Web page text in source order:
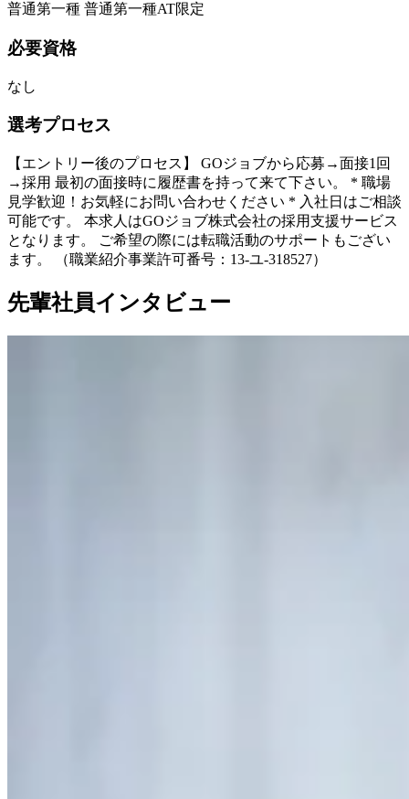
普通第一種 普通第一種AT限定
必要資格
なし
選考プロセス
【エントリー後のプロセス】 GOジョブから応募→面接1回
→採用 最初の面接時に履歴書を持って来て下さい。 * 職場
見学歓迎！お気軽にお問い合わせください * 入社日はご相談
可能です。 本求人はGOジョブ株式会社の採用支援サービス
となります。 ご希望の際には転職活動のサポートもござい
ます。 （職業紹介事業許可番号：13-ユ-318527）
先輩社員インタビュー